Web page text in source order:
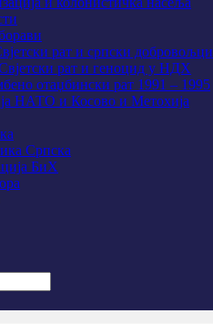
рат и српски добровољци
рат и геноцид у НДХ
отаџбински рат 1991 – 1995
НАТО и Косово и Метохија
Српска
БиХ